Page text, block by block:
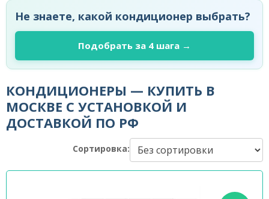
Не знаете, какой кондиционер выбрать?
Подобрать за 4 шага →
КОНДИЦИОНЕРЫ — КУПИТЬ В
МОСКВЕ С УСТАНОВКОЙ И
ДОСТАВКОЙ ПО РФ
Сортировка: